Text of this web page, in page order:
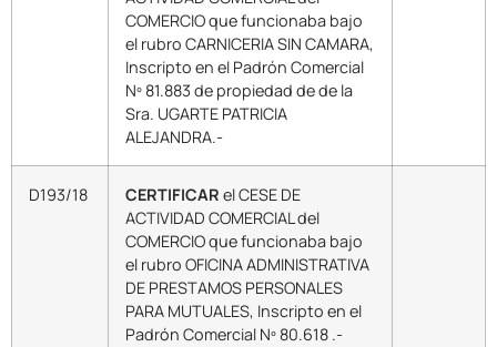
COMERCIO que funcionaba bajo
el rubro CARNICERIA SIN CAMARA,
Inscripto en el Padrón Comercial
Nº 81.883 de propiedad de de la
Sra. UGARTE PATRICIA
ALEJANDRA.-
D193/18 CERTIFICAR el CESE DE
ACTIVIDAD COMERCIAL del
COMERCIO que funcionaba bajo
el rubro OFICINA ADMINISTRATIVA
DE PRESTAMOS PERSONALES
PARA MUTUALES, Inscripto en el
Padrón Comercial Nº 80.618 .-